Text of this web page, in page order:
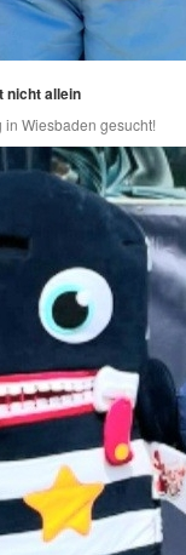
nicht allein
in Wiesbaden gesucht!